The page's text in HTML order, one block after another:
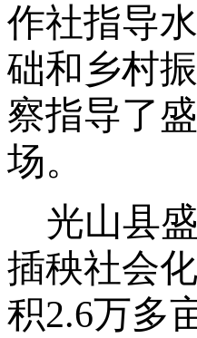
作社指导
础和乡村
察指导了
场。
光山县
插秧社会
积2.6万多